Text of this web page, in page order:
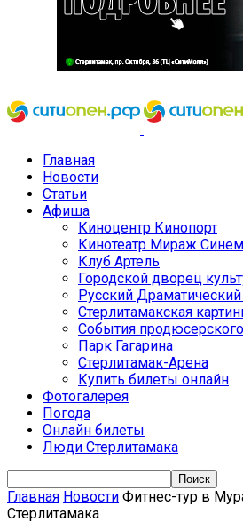
Главная
Новости
Статьи
Афиша
Киноцентр Кинопорт
Кинотеатр Мираж
Клуб Артель
Городской дворец
Русский Драматический
Стерлитамакская
События продюсерского
Парк Гагарина
Стерлитамак-Арена
Купить билеты онлайн
Фотогалерея
Погода
Онлайн билеты
Люди Стерлитамака
Главная Новости Фитнес-тур в
Стерлитамака